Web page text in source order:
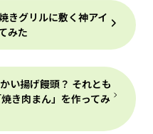
きグリルに敷く神アイ
みた
い揚げ饅頭？ それとも
き肉まん」を作ってみ